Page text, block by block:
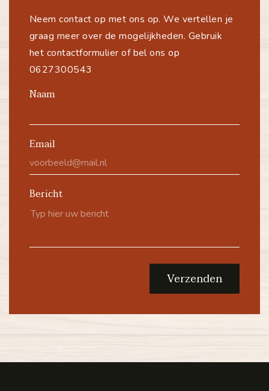
Neem contact op met ons op. We vertellen je
graag meer over de mogelijkheden. Gebruik
het contactformulier of bel ons op
0627300543
Naam
Email
Bericht
Verzenden